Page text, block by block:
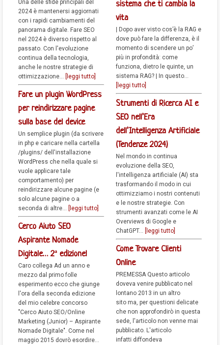
Una delle sfide principali del
2024 è mantenersi aggiornati
con i rapidi cambiamenti del
panorama digitale. Fare SEO
nel 2024 è diverso rispetto al
passato. Con l'evoluzione
continua della tecnologia,
anche le nostre strategie di
ottimizzazione...
[leggi tutto]
Fare un plugin WordPress
per reindirizzare pagine
sulla base del device
Un semplice plugin (da scrivere
in php e caricare nella cartella
/plugins/ dell'installazione
WordPress che nella quale si
vuole applicare tale
comportamento) per
reindirizzare alcune pagine (e
solo alcune pagine o a
seconda di altre...
[leggi tutto]
Cerco Aiuto SEO
Aspirante Nomade
Digitale… 2ª edizione!
Caro collega Ad un anno e
mezzo dal primo folle
esperimento ecco che giunge
l'ora della seconda edizione
del mio celebre concorso
"Cerco Aiuto SEO/Online
Marketing (Junior) – Aspirante
Nomade Digitale". Come nel
maggio 2015 dovrò esordire...
sistema che ti cambia la
vita
| Dopo aver visto cos’è la RAG e
dove può fare la differenza, è il
momento di scendere un po’
più in profondità: come
funziona, dietro le quinte, un
sistema RAG? | In questo...
[leggi tutto]
Strumenti di Ricerca AI e
SEO nell’Era
dell’Intelligenza Artificiale
(Tendenze 2024)
Nel mondo in continua
evoluzione della SEO,
l'intelligenza artificiale (AI) sta
trasformando il modo in cui
ottimizziamo i nostri contenuti
e le nostre strategie. Con
strumenti avanzati come le AI
Overviews di Google e
ChatGPT...
[leggi tutto]
Come Trovare Clienti
Online
PREMESSA Questo articolo
doveva venire pubblicato nel
lontano 2013 in un altro
sito ma, per questioni delicate
che non approfondirò in questa
sede, l'articolo non venne mai
pubblicato. L'articolo
infatti diffondeva